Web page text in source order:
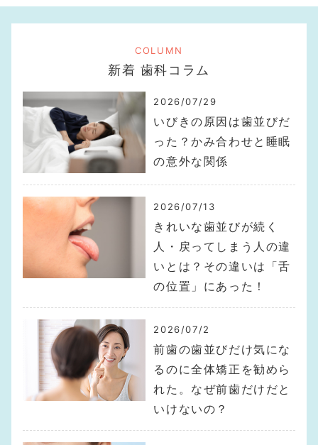
COLUMN
新着 歯科コラム
2026/07/29
いびきの原因は歯並びだ
った？かみ合わせと睡眠
の意外な関係
2026/07/13
きれいな歯並びが続く
人・戻ってしまう人の違
いとは？その違いは「舌
の位置」にあった！
2026/07/2
前歯の歯並びだけ気にな
るのに全体矯正を勧めら
れた。なぜ前歯だけだと
いけないの？